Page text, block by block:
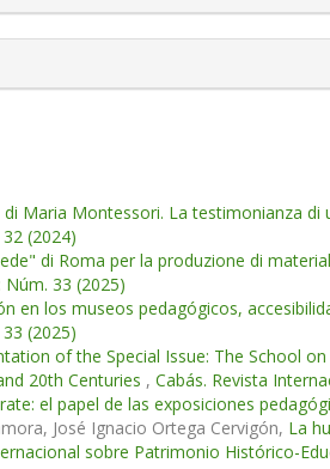
Maria Montessori. La testimonianza di
(2024)
di Roma per la produzione di
33 (2025)
en los museos pedagógicos,
(2025)
of the Special Issue: The School
20th Centuries , Cabás. Revista
el papel de las exposiciones
José Ignacio Ortega Cervigón, La
sobre Patrimonio Histórico-